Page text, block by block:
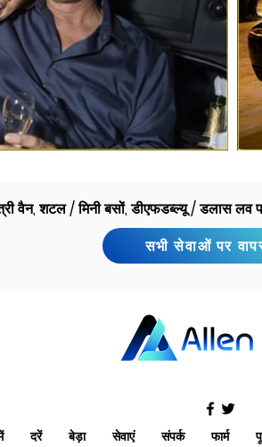
वैन, शटल / मिनी बसों, डीएफडब्ल्यू / डलास
सभी सेवाओं पर
दरें बेड़ा सेवाएं संपर्क फार्म